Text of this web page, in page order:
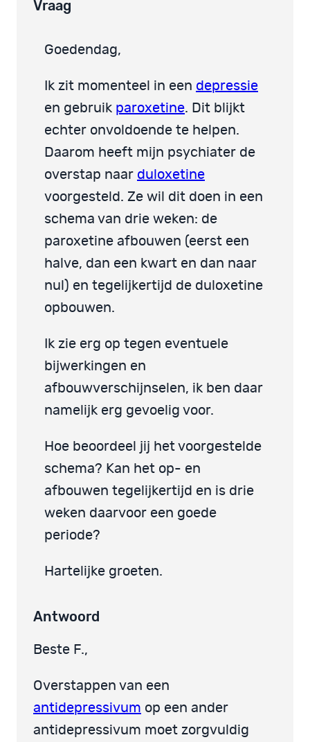
Vraag
Goedendag,
Ik zit momenteel in een depressie
en gebruik paroxetine. Dit blijkt
echter onvoldoende te helpen.
Daarom heeft mijn psychiater de
overstap naar duloxetine
voorgesteld. Ze wil dit doen in een
schema van drie weken: de
paroxetine afbouwen (eerst een
halve, dan een kwart en dan naar
nul) en tegelijkertijd de duloxetine
opbouwen.
Ik zie erg op tegen eventuele
bijwerkingen en
afbouwverschijnselen, ik ben daar
namelijk erg gevoelig voor.
Hoe beoordeel jij het voorgestelde
schema? Kan het op- en
afbouwen tegelijkertijd en is drie
weken daarvoor een goede
periode?
Hartelijke groeten.
Antwoord
Beste F.,
Overstappen van een
antidepressivum op een ander
antidepressivum moet zorgvuldig